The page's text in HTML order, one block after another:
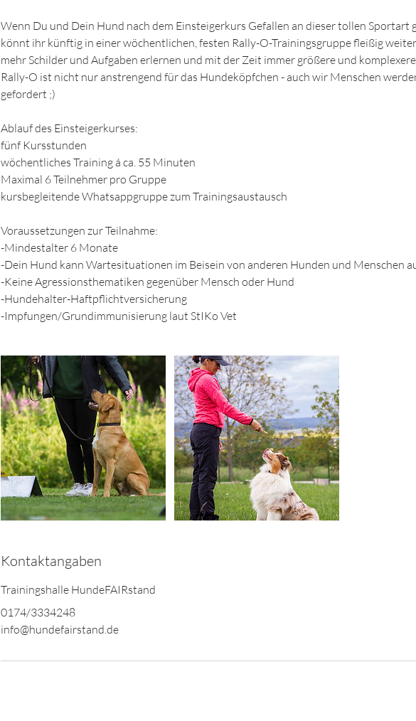
Wenn Du und Dein Hund nach dem Einsteigerkurs Gefallen an dieser tollen Sportart
könnt ihr künftig in einer wöchentlichen, festen Rally-O-Trainingsgruppe fleißig
mehr Schilder und Aufgaben erlernen und mit der Zeit immer größere und
Rally-O ist nicht nur anstrengend für das Hundeköpfchen - auch wir Menschen
gefordert ;)
Ablauf des Einsteigerkurses:
fünf Kursstunden
wöchentliches Training á ca. 55 Minuten
Maximal 6 Teilnehmer pro Gruppe
kursbegleitende Whatsappgruppe zum Trainingsaustausch
​Voraussetzungen zur Teilnahme:
​-Mindestalter 6 Monate
-Dein Hund kann Wartesituationen im Beisein von anderen Hunden und Menschen
-Keine Agressionsthematiken gegenüber Mensch oder Hund
-Hundehalter-Haftpflichtversicherung
-Impfungen/Grundimmunisierung laut StIKo Vet
Kontaktangaben
Trainingshalle HundeFAIRstand
0174/3334248
info@hundefairstand.de